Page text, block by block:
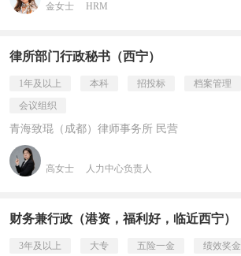
金女士 HRM
律所部门行政秘书（西宁）
1年及以上 本科 招投标 档案管理
会议组织
青海致琨（成都）律师事务所 民营
高女士 人力中心负责人
财务兼行政（港资，福利好，临近西宁）
3年及以上 大专 五险一金 绩效奖金